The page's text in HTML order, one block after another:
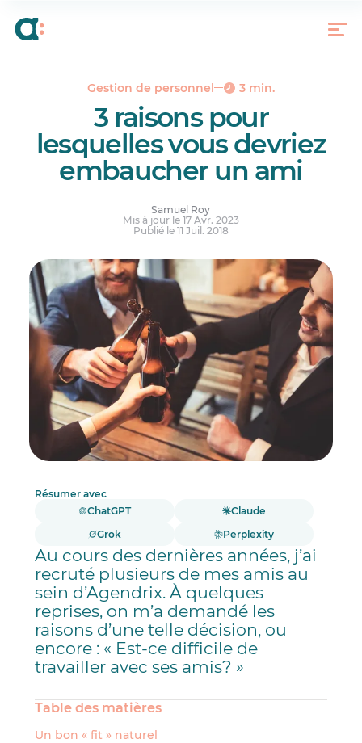
Gestion de personnel 3 min.
3 raisons pour
lesquelles vous devriez
embaucher un ami
Samuel Roy
Mis à jour le 17 Avr. 2023
Publié le 11 Juil. 2018
Résumer avec
ChatGPT
Claude
Grok
Perplexity
Au cours des dernières années, j’ai
recruté plusieurs de mes amis au
sein d’Agendrix. À quelques
reprises, on m’a demandé les
raisons d’une telle décision, ou
encore : « Est-ce difficile de
travailler avec ses amis? »
Table des matières
Un bon « fit » naturel
Aller droit au but
Les défis en travaillant avec ses amis